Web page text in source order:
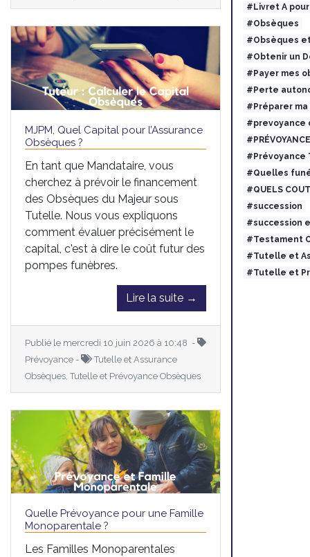
MJPM, Quel Capital pour l’Assurance
Obsèques ?
En tant que Mandataire, vous
cherchez à prévoir le financement
des Obsèques du Majeur sous
Tutelle. Nous vous expliquons
comment évaluer précisément le
capital, c'est à dire le coût futur des
pompes funèbres.
Lire la suite →
Publié le mercredi 10 juin 2026 à 10:48 -
Prévoyance -
Tutelle et Assurance
Obsèques, Tutelle et Prévoyance Obsèques
Quelle Prévoyance pour une Famille
Monoparentale ?
Les Familles Monoparentales
#Livret A
#Obsèques
#Obsèques
#Obtenir un
#Payer mes
#Perte
#Préparer ma
#prevoyance
#Prévoyance
#Quelles
#QUELS
#succession
#succession
#Testament
#Tutelle et
#Tutelle et